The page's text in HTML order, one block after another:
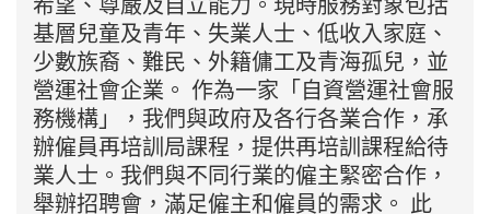
基層兒童及青年、失業人士、低收入家庭、
少數族裔、難民、外籍傭工及青海孤兒，並
營運社會企業。 作為一家「自資營運社會服
務機構」，我們與政府及各行各業合作，承
辦僱員再培訓局課程，提供再培訓課程給待
業人士。我們與不同行業的僱主緊密合作，
舉辦招聘會，滿足僱主和僱員的需求。 此